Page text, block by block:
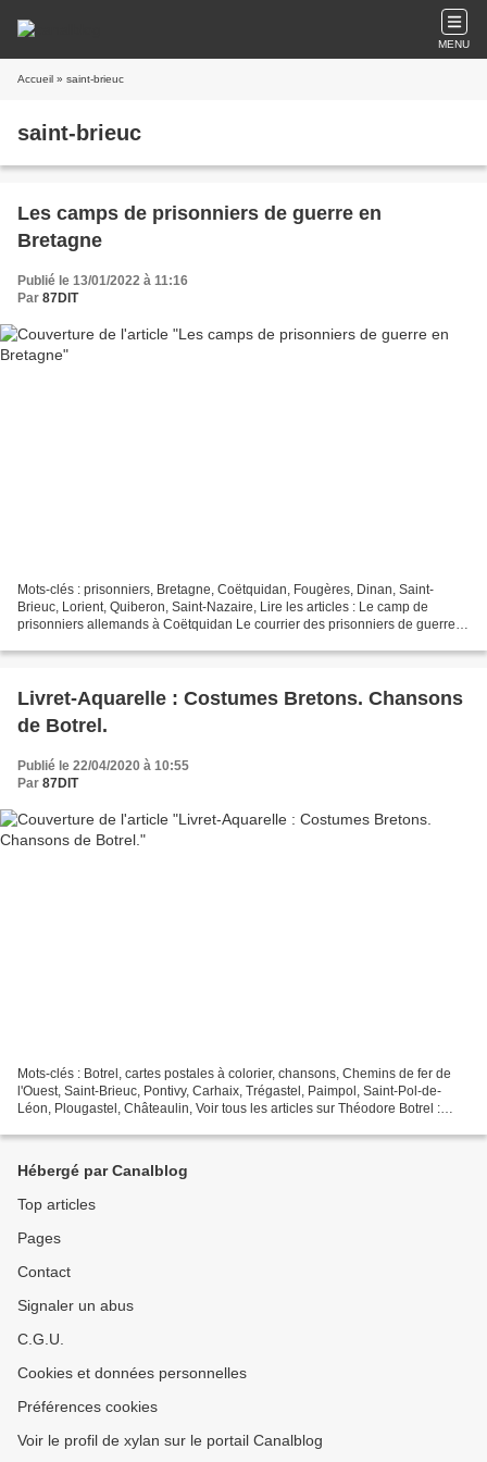
MENU
Accueil » saint-brieuc
saint-brieuc
Les camps de prisonniers de guerre en
Bretagne
Publié le 13/01/2022 à 11:16
Par 87DIT
Mots-clés : prisonniers, Bretagne, Coëtquidan, Fougères, Dinan, Saint-
Brieuc, Lorient, Quiberon, Saint-Nazaire, Lire les articles : Le camp de
prisonniers allemands à Coëtquidan Le courrier des prisonniers de guerre
Livret-Aquarelle : Costumes Bretons. Chansons
de Botrel.
Publié le 22/04/2020 à 10:55
Par 87DIT
Mots-clés : Botrel, cartes postales à colorier, chansons, Chemins de fer de
l'Ouest, Saint-Brieuc, Pontivy, Carhaix, Trégastel, Paimpol, Saint-Pol-de-
Léon, Plougastel, Châteaulin, Voir tous les articles sur Théodore Botrel :
Hébergé par Canalblog
Top articles
Pages
Contact
Signaler un abus
C.G.U.
Cookies et données personnelles
Préférences cookies
Voir le profil de xylan sur le portail Canalblog